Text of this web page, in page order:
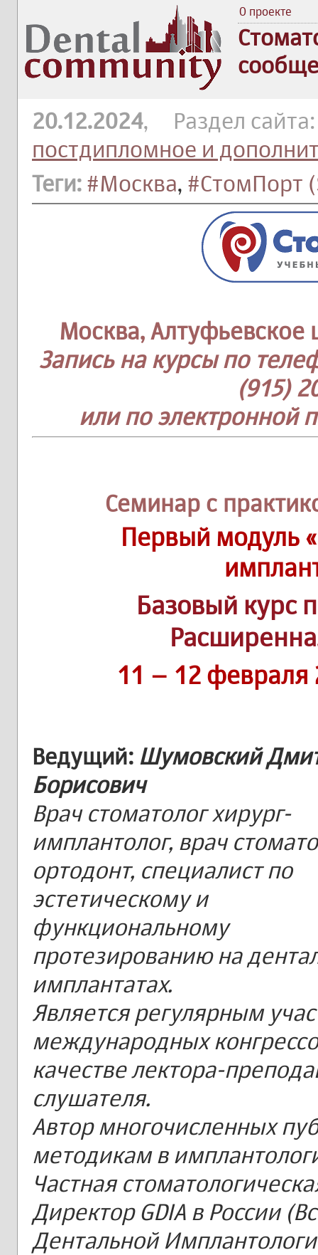
О проекте
20.12.2024, Раздел
постдипломное и
Теги: #Москва, #СтомПорт
Москва, Алтуфьевское
Запись на курсы по
(915)
или по электронной
Семинар с
Первый модуль
Базовый курс
11 – 12 февраля
Ведущий: Шумовский
Борисович
Врач стоматолог хирург-
имплантолог, врач
ортодонт, специалист по
эстетическому и
функциональному
протезированию на
имплантатах.
Является регулярным
международных
качестве лектора-
слушателя.
Автор многочисленных
методикам в
Частная
Директор GDIA в России
Дентальной